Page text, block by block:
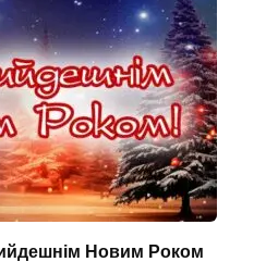
Новим Роком